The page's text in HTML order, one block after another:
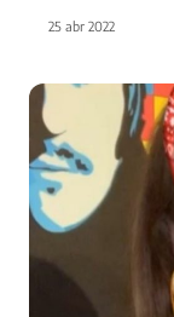
25 abr 2022